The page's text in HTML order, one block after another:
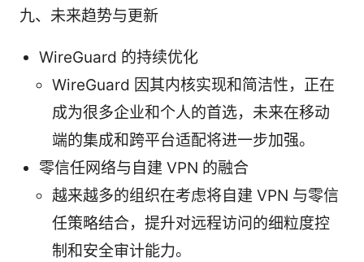
九、未来趋势与更新
WireGuard 的持续优化
WireGuard 因其内核实现和简洁性，正在
成为很多企业和个人的首选，未来在移动
端的集成和跨平台适配将进一步加强。
零信任网络与自建 VPN 的融合
越来越多的组织在考虑将自建 VPN 与零信
任策略结合，提升对远程访问的细粒度控
制和安全审计能力。